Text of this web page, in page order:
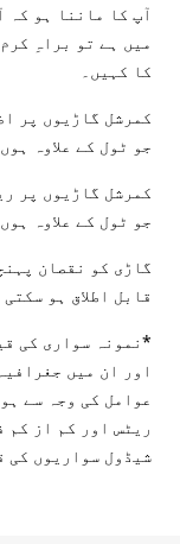
آپ کا ماننا ہو کہ
میں ہے تو براہِ
کا کہیں۔
کمرشل گاڑیوں پر
جو ٹول کے علاوہ
کمرشل گاڑیوں پر
جو ٹول کے علاوہ
گاڑی کو نقصان
قابل اطلاق ہو سکتی
اور ان میں
عوامل کی وجہ سے
ریٹس اور کم از کم
شیڈول سواریوں کی